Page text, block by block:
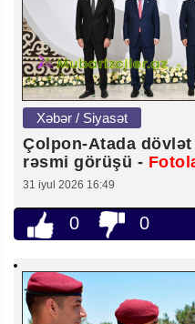
Xəbər / Siyasət
Çolpon-Atada dövlət
rəsmi görüşü -
31 iyul 2026 16:49
0 0